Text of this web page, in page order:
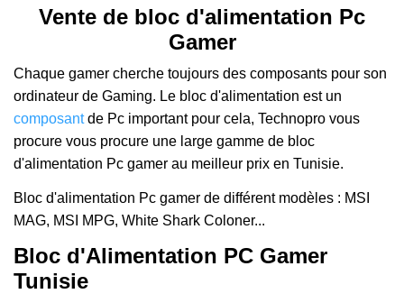
Vente de bloc d'alimentation Pc
Gamer
Chaque gamer cherche toujours des composants pour son
ordinateur de Gaming. Le bloc d'alimentation est un
composant de Pc important pour cela, Technopro vous
procure vous procure une large gamme de bloc
d'alimentation Pc gamer au meilleur prix en Tunisie.
Bloc d'alimentation Pc gamer de différent modèles : MSI
MAG, MSI MPG, White Shark Coloner...
Bloc d'Alimentation PC Gamer
Tunisie